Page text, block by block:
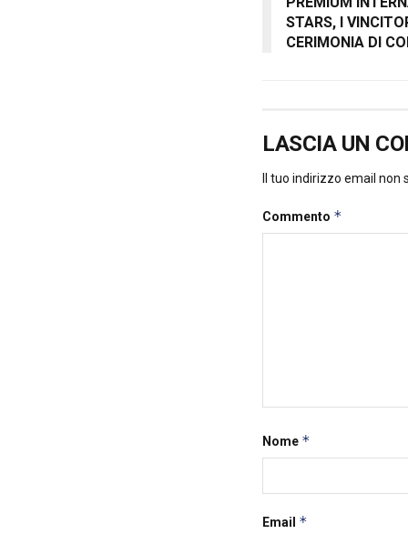
STARS, I
CERIMONIA DI
LASCIA UN
Il tuo indirizzo email non
Commento *
Nome *
Email *